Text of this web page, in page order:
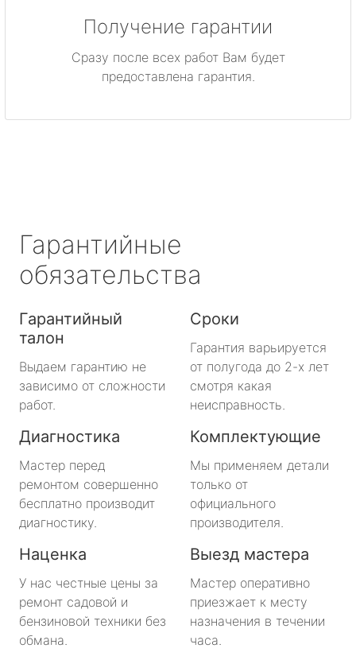
Получение гарантии
Сразу после всех работ Вам будет
предоставлена гарантия.
Гарантийные
обязательства
Гарантийный
талон
Выдаем гарантию не
зависимо от сложности
работ.
Сроки
Гарантия варьируется
от полугода до 2-х лет
смотря какая
неисправность.
Диагностика
Мастер перед
ремонтом совершенно
бесплатно производит
диагностику.
Комплектующие
Мы применяем детали
только от
официального
производителя.
Наценка
У нас честные цены за
ремонт садовой и
бензиновой техники без
обмана.
Выезд мастера
Мастер оперативно
приезжает к месту
назначения в течении
часа.